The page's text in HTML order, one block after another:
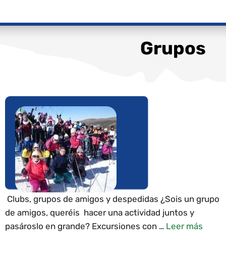
Grupos
Clubs, grupos de amigos y despedidas ¿Sois un grupo
de amigos, queréis hacer una actividad juntos y
pasároslo en grande? Excursiones con … Leer más